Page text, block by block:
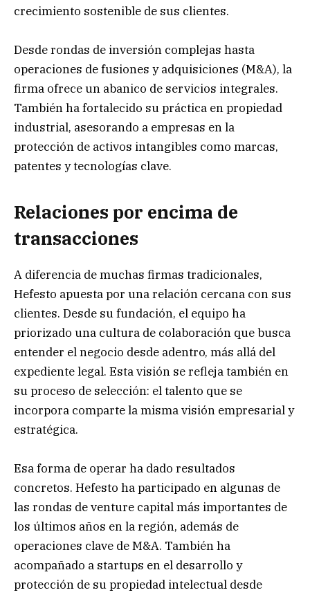
crecimiento sostenible de sus clientes.
Desde rondas de inversión complejas hasta
operaciones de fusiones y adquisiciones (M&A), la
firma ofrece un abanico de servicios integrales.
También ha fortalecido su práctica en propiedad
industrial, asesorando a empresas en la
protección de activos intangibles como marcas,
patentes y tecnologías clave.
Relaciones por encima de
transacciones
A diferencia de muchas firmas tradicionales,
Hefesto apuesta por una relación cercana con sus
clientes. Desde su fundación, el equipo ha
priorizado una cultura de colaboración que busca
entender el negocio desde adentro, más allá del
expediente legal. Esta visión se refleja también en
su proceso de selección: el talento que se
incorpora comparte la misma visión empresarial y
estratégica.
Esa forma de operar ha dado resultados
concretos. Hefesto ha participado en algunas de
las rondas de venture capital más importantes de
los últimos años en la región, además de
operaciones clave de M&A. También ha
acompañado a startups en el desarrollo y
protección de su propiedad intelectual desde